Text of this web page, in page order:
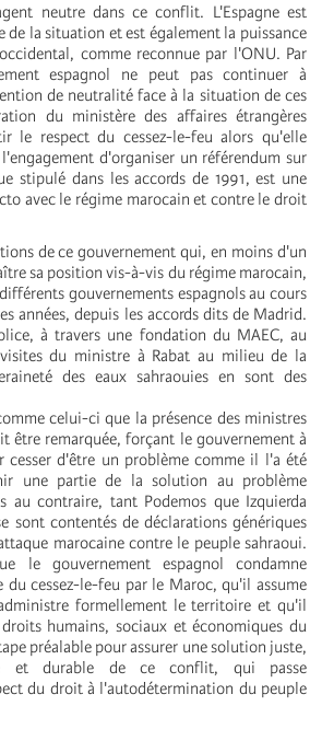
neutre dans ce conflit. L'Espagne est
la situation et est également la puissance
comme reconnue par l'ONU. Par
espagnol ne peut pas continuer à
de neutralité face à la situation de ces
du ministère des affaires étrangères
le respect du cessez-le-feu alors qu'elle
d'organiser un référendum sur
stipulé dans les accords de 1991, est une
avec le régime marocain et contre le droit
de ce gouvernement qui, en moins d'un
sa position vis-à-vis du régime marocain,
gouvernements espagnols au cours
années, depuis les accords dits de Madrid.
à travers une fondation du MAEC, au
du ministre à Rabat au milieu de la
des eaux sahraouies en sont des
celui-ci que la présence des ministres
être remarquée, forçant le gouvernement à
cesser d'être un problème comme il l'a été
une partie de la solution au problème
au contraire, tant Podemos que Izquierda
sont contentés de déclarations génériques
marocaine contre le peuple sahraoui.
le gouvernement espagnol condamne
cessez-le-feu par le Maroc, qu'il assume
formellement le territoire et qu'il
humains, sociaux et économiques du
préalable pour assurer une solution juste,
et durable de ce conflit, qui passe
du droit à l'autodétermination du peuple